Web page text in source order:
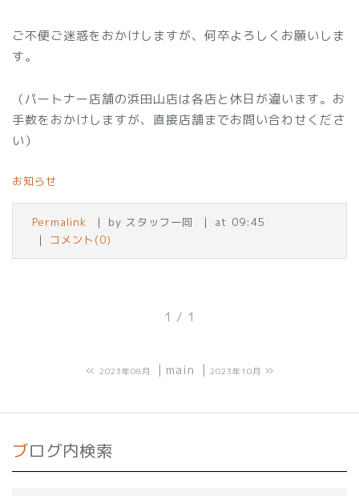
ご不便ご迷惑をおかけしますが、何卒よろしくお願いしま
す。
（パートナー店舗の浜田山店は各店と休日が違います。お
手数をおかけしますが、直接店舗までお問い合わせくださ
い）
お知らせ
Permalink by スタッフ一同
at 09:45
コメント(0)
1 / 1
« 2023年08月 main 2023年10月 »
ブログ内検索